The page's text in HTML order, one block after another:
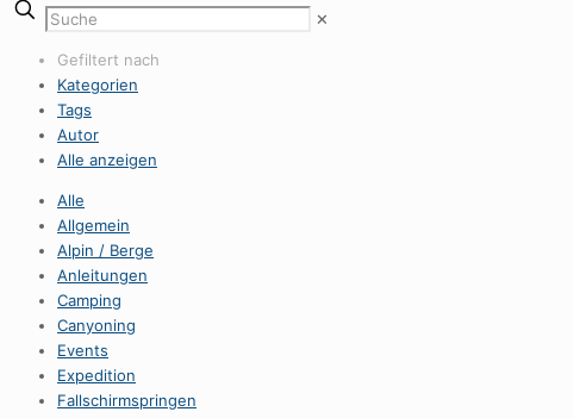
✕
Gefiltert nach
Kategorien
Tags
Autor
Alle anzeigen
Alle
Allgemein
Alpin / Berge
Anleitungen
Camping
Canyoning
Events
Expedition
Fallschirmspringen